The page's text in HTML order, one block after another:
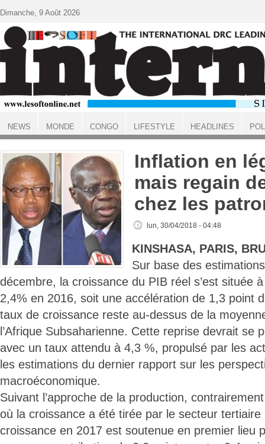
ACCUEIL
Inflation en
mais regain
chez les
lun, 30/04/2018 - 04:48
KINSHASA, PARIS,
Sur base des
décembre, la croissance du PIB réel s’est située
2,4% en 2016, soit une accélération de 1,3 point
taux de croissance reste au-dessus de la
l’Afrique Subsaharienne. Cette reprise devrait se
avec un taux attendu à 4,3 %, propulsé par les
les estimations du dernier rapport sur les
macroéconomique.
Suivant l’approche de la production,
où la croissance a été tirée par le secteur
croissance en 2017 est soutenue en premier lieu
Dimanche, 9 Août 2026
NEWS MONDE CONGO LIFESTYLE HEADLINES